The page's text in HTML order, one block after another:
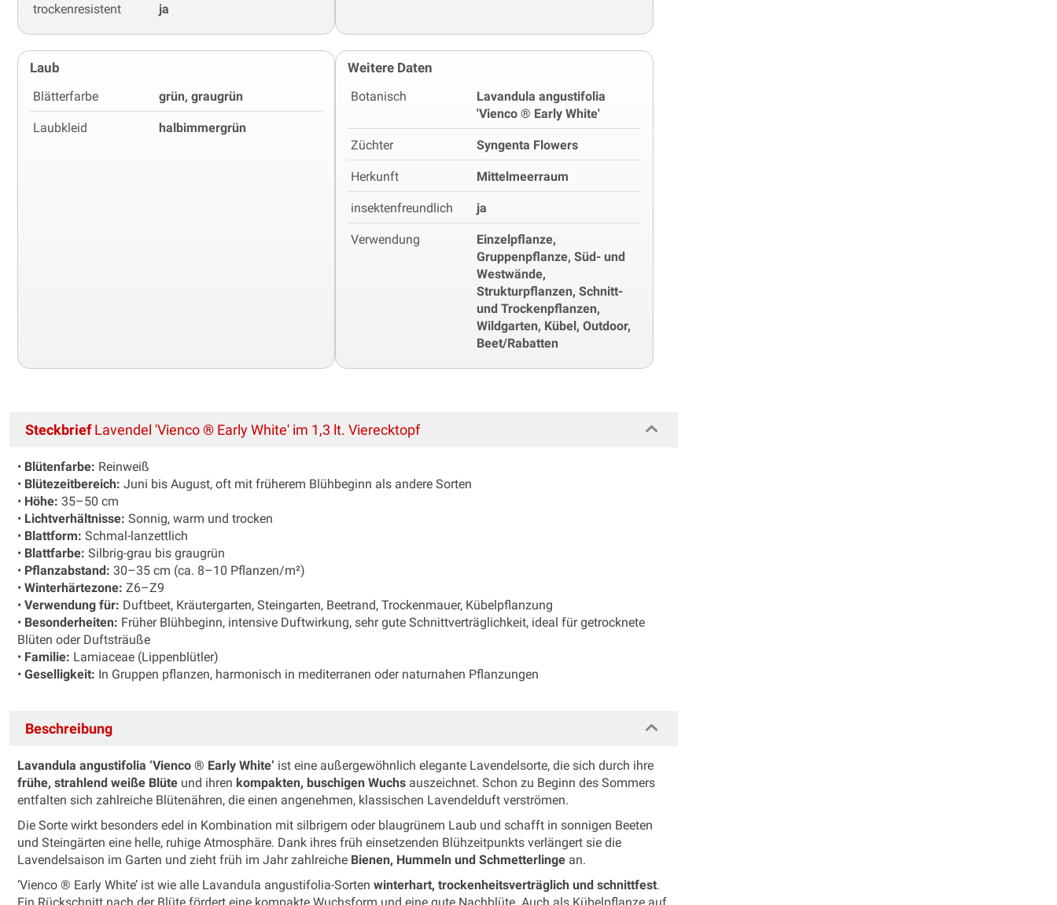
trockenresistent ja
Laub
Blätterfarbe grün, graugrün
Laubkleid halbimmergrün
Weitere Daten
Botanisch
Lavandula angustifolia
'Vienco ® Early White'
Züchter Syngenta Flowers
Herkunft Mittelmeerraum
insektenfreundlich ja
Verwendung
Einzelpflanze,
Gruppenpflanze, Süd- und
Westwände,
Strukturpflanzen, Schnitt-
und Trockenpflanzen,
Wildgarten, Kübel, Outdoor,
Beet/Rabatten
SteckbriefLavendel 'Vienco ® Early White' im 1,3 lt. Vierecktopf
• Blütenfarbe: Reinweiß
• Blütezeitbereich: Juni bis August, oft mit früherem Blühbeginn als andere Sorten
• Höhe: 35–50 cm
• Lichtverhältnisse: Sonnig, warm und trocken
• Blattform: Schmal-lanzettlich
• Blattfarbe: Silbrig-grau bis graugrün
• Pflanzabstand: 30–35 cm (ca. 8–10 Pflanzen/m²)
• Winterhärtezone: Z6–Z9
• Verwendung für: Duftbeet, Kräutergarten, Steingarten, Beetrand, Trockenmauer, Kübelpflanzung
• Besonderheiten: Früher Blühbeginn, intensive Duftwirkung, sehr gute Schnittverträglichkeit, ideal für getrocknete
Blüten oder Duftsträuße
• Familie: Lamiaceae (Lippenblütler)
• Geselligkeit: In Gruppen pflanzen, harmonisch in mediterranen oder naturnahen Pflanzungen
Beschreibung
Lavandula angustifolia ‘Vienco ® Early White’ ist eine außergewöhnlich elegante Lavendelsorte, die sich durch ihre
frühe, strahlend weiße Blüte und ihren kompakten, buschigen Wuchs auszeichnet. Schon zu Beginn des Sommers
entfalten sich zahlreiche Blütenähren, die einen angenehmen, klassischen Lavendelduft verströmen.
Die Sorte wirkt besonders edel in Kombination mit silbrigem oder blaugrünem Laub und schafft in sonnigen Beeten
und Steingärten eine helle, ruhige Atmosphäre. Dank ihres früh einsetzenden Blühzeitpunkts verlängert sie die
Lavendelsaison im Garten und zieht früh im Jahr zahlreiche Bienen, Hummeln und Schmetterlinge an.
‘Vienco ® Early White’ ist wie alle Lavandula angustifolia-Sorten winterhart, trockenheitsverträglich und schnittfest.
Ein Rückschnitt nach der Blüte fördert eine kompakte Wuchsform und eine gute Nachblüte. Auch als Kübelpflanze auf